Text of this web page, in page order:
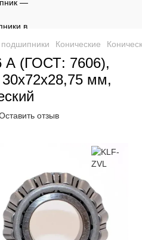
Конические
А (ГОСТ: 7606),
мм,
отзыв